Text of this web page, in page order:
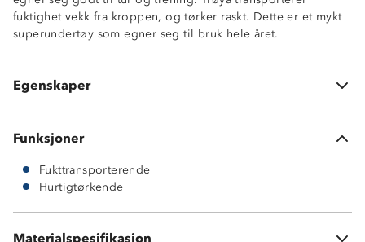
fuktighet vekk fra kroppen, og tørker raskt. Dette er et mykt
superundertøy som egner seg til bruk hele året.
Egenskaper
100% polyester
Funksjoner
Fukttransporterende
Hurtigtørkende
Materialspesifikasjon